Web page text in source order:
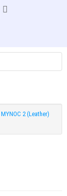
MYNOC 2 (Leather)